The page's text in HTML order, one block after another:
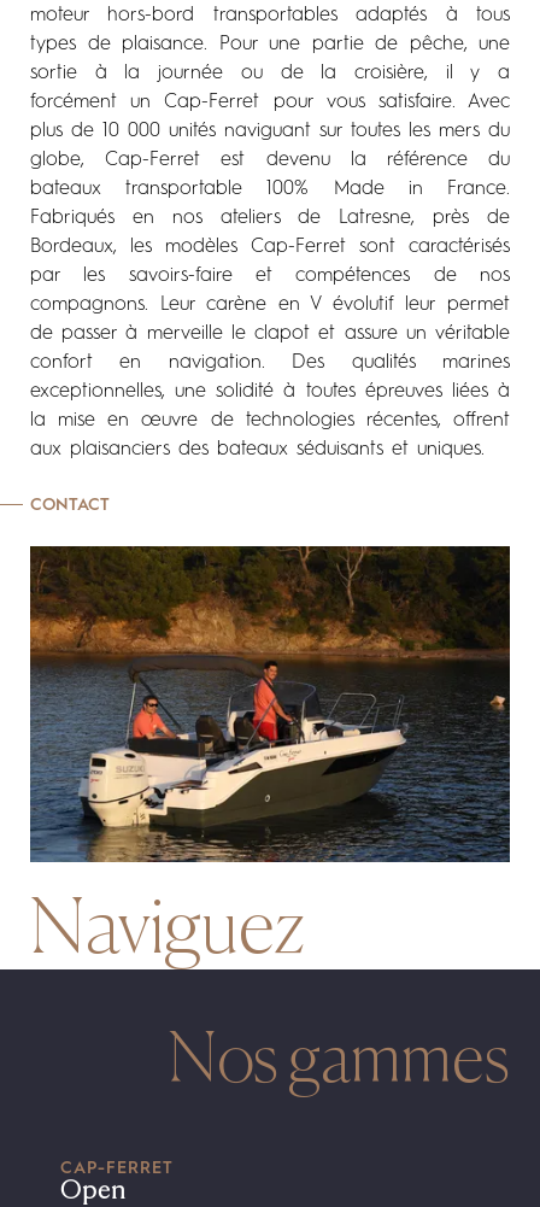
moteur hors-bord transportables adaptés à tous
types de plaisance. Pour une partie de pêche, une
sortie à la journée ou de la croisière, il y a
forcément un Cap-Ferret pour vous satisfaire. Avec
plus de 10 000 unités naviguant sur toutes les mers du
globe, Cap-Ferret est devenu la référence du
bateaux transportable 100% Made in France.
Fabriqués en nos ateliers de Latresne, près de
Bordeaux, les modèles Cap-Ferret sont caractérisés
par les savoirs-faire et compétences de nos
compagnons. Leur carène en V évolutif leur permet
de passer à merveille le clapot et assure un véritable
confort en navigation. Des qualités marines
exceptionnelles, une solidité à toutes épreuves liées à
la mise en œuvre de technologies récentes, offrent
aux plaisanciers des bateaux séduisants et uniques.
Naviguez
CAP-FERRET
Open
Nos gammes